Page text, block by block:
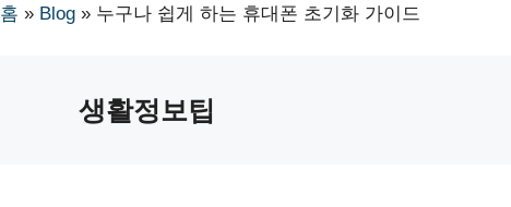
홈 » Blog » 누구나 쉽게 하는 휴대폰 초기화 가이드
생활정보팁